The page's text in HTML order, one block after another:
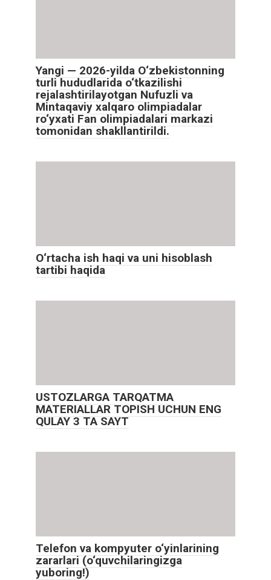
Yangi — 2026-yilda O‘zbekistonning
turli hududlarida o‘tkazilishi
rejalashtirilayotgan Nufuzli va
Mintaqaviy xalqaro olimpiadalar
ro‘yxati Fan olimpiadalari markazi
tomonidan shakllantirildi.
O‘rtacha ish haqi va uni hisoblash
tartibi haqida
USTOZLARGA TARQATMA
MATERIALLAR TOPISH UCHUN ENG
QULAY 3 TA SAYT
Telefon va kompyuter o‘yinlarining
zararlari (o‘quvchilaringizga
yuboring!)